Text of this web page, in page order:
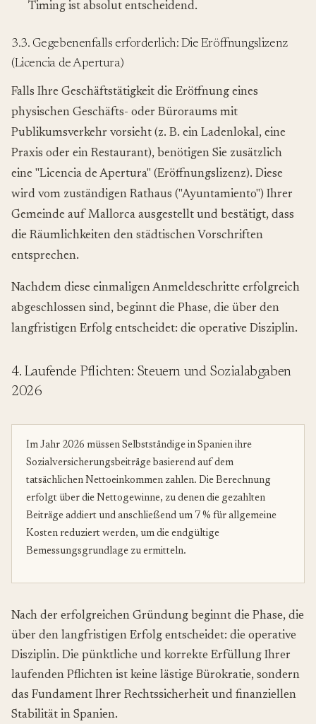
Timing ist absolut entscheidend.
3.3. Gegebenenfalls erforderlich: Die Eröffnungslizenz
(Licencia de Apertura)
Falls Ihre Geschäftstätigkeit die Eröffnung eines
physischen Geschäfts- oder Büroraums mit
Publikumsverkehr vorsieht (z. B. ein Ladenlokal, eine
Praxis oder ein Restaurant), benötigen Sie zusätzlich
eine "Licencia de Apertura" (Eröffnungslizenz). Diese
wird vom zuständigen Rathaus ("Ayuntamiento") Ihrer
Gemeinde auf Mallorca ausgestellt und bestätigt, dass
die Räumlichkeiten den städtischen Vorschriften
entsprechen.
Nachdem diese einmaligen Anmeldeschritte erfolgreich
abgeschlossen sind, beginnt die Phase, die über den
langfristigen Erfolg entscheidet: die operative Disziplin.
4. Laufende Pflichten: Steuern und Sozialabgaben
2026
Im Jahr 2026 müssen Selbstständige in Spanien ihre
Sozialversicherungsbeiträge basierend auf dem
tatsächlichen Nettoeinkommen zahlen. Die Berechnung
erfolgt über die Nettogewinne, zu denen die gezahlten
Beiträge addiert und anschließend um 7 % für allgemeine
Kosten reduziert werden, um die endgültige
Bemessungsgrundlage zu ermitteln.
Nach der erfolgreichen Gründung beginnt die Phase, die
über den langfristigen Erfolg entscheidet: die operative
Disziplin. Die pünktliche und korrekte Erfüllung Ihrer
laufenden Pflichten ist keine lästige Bürokratie, sondern
das Fundament Ihrer Rechtssicherheit und finanziellen
Stabilität in Spanien.